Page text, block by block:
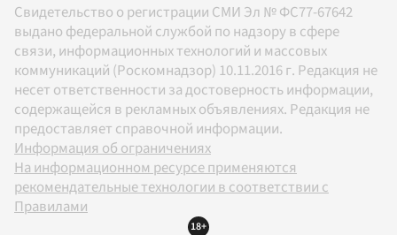
Свидетельство о регистрации СМИ Эл № ФС77-67642
выдано федеральной службой по надзору в сфере
связи, информационных технологий и массовых
коммуникаций (Роскомнадзор) 10.11.2016 г. Редакция не
несет ответственности за достоверность информации,
содержащейся в рекламных объявлениях. Редакция не
предоставляет справочной информации.
Информация об ограничениях
На информационном ресурсе применяются
рекомендательные технологии в соответствии с
Правилами
18+